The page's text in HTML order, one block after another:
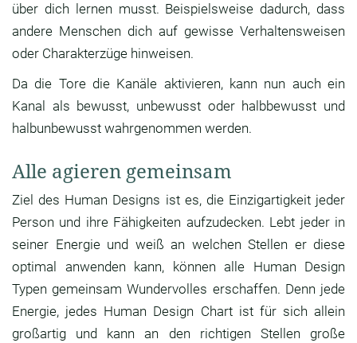
über dich lernen musst. Beispielsweise dadurch, dass
andere Menschen dich auf gewisse Verhaltensweisen
oder Charakterzüge hinweisen.
Da die Tore die Kanäle aktivieren, kann nun auch ein
Kanal als bewusst, unbewusst oder halbbewusst und
halbunbewusst wahrgenommen werden.
Alle agieren gemeinsam
Ziel des Human Designs ist es, die Einzigartigkeit jeder
Person und ihre Fähigkeiten aufzudecken. Lebt jeder in
seiner Energie und weiß an welchen Stellen er diese
optimal anwenden kann, können alle Human Design
Typen gemeinsam Wundervolles erschaffen. Denn jede
Energie, jedes Human Design Chart ist für sich allein
großartig und kann an den richtigen Stellen große